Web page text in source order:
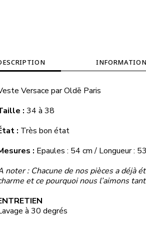
Versace parOldē Paris
: 34 à 38
: Très bon état
: Epaules : 54 cm / Longueur :
noter : Chacune de nos pièces a déjà
et ce pourquoi nous l’aimons
à 30 degrés